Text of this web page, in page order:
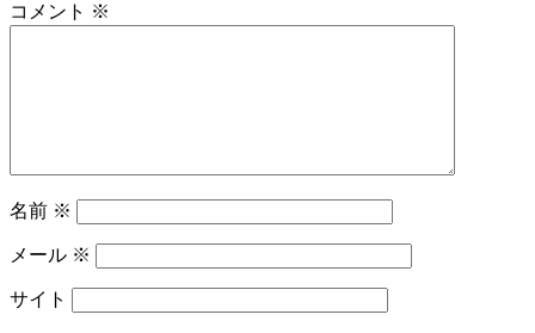
コメント ※
名前 ※
メール ※
サイト